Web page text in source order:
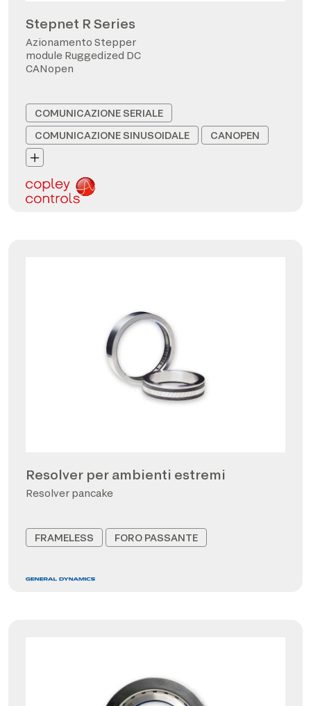
Stepnet R Series
Azionamento Stepper
module Ruggedized DC
CANopen
COMUNICAZIONE SERIALE
COMUNICAZIONE SINUSOIDALE
CANOPEN
Resolver per ambienti estremi
Resolver pancake
FRAMELESS FORO PASSANTE